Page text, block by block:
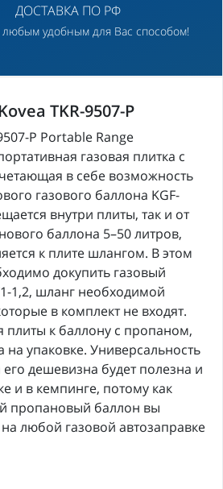
ДОСТАВКА ПО РФ
удобным для Вас способом!
TKR-9507-P
P Portable Range
газовая плитка с
в себе возможность
газового баллона KGF-
внутри плиты, так и от
баллона 5–50 литров,
к плите шлангом. В этом
докупить газовый
1,2, шланг необходимой
в комплект не входят.
к баллону с пропаном,
упаковке. Универсальность
дешевизна будет полезна и
и в кемпинге, потому как
пропановый баллон вы
любой газовой автозаправке